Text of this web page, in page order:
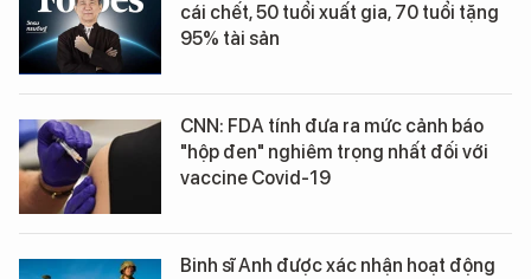
cái chết, 50 tuổi xuất gia, 70 tuổi tặng
95% tài sản
CNN: FDA tính đưa ra mức cảnh báo
"hộp đen" nghiêm trọng nhất đối với
vaccine Covid-19
Binh sĩ Anh được xác nhận hoạt động